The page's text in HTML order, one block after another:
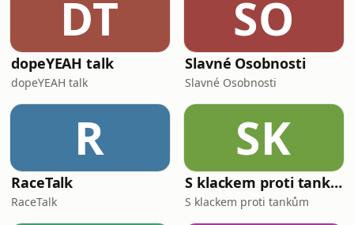
Prošedivělý ježatý porost na hlavě,
figura
DT
dopeYEAH talk
dopeYEAH talk
SO
Slavné Osobnosti
Slavné Osobnosti
R
RaceTalk
RaceTalk
SK
S klackem proti tankům
S klackem proti tankům